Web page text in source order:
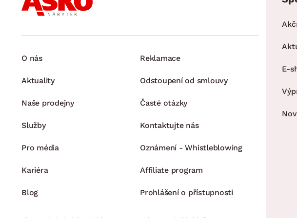
O nás
Aktuality
Naše prodejny
Služby
Pro média
Kariéra
Blog
Reklamace
Odstoupení od smlouvy
Časté otázky
Kontaktujte nás
Oznámení - Whistleblowing
Affiliate program
Prohlášení o přístupnosti
E-